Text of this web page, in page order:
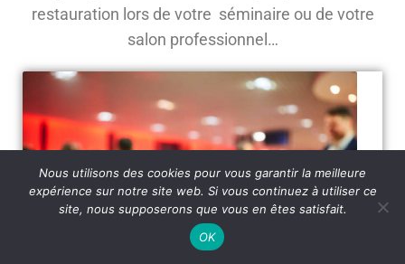
restauration lors de votre séminaire ou de votre
salon professionnel…
Nous utilisons des cookies pour vous garantir la meilleure
expérience sur notre site web. Si vous continuez à utiliser ce
site, nous supposerons que vous en êtes satisfait.
OK